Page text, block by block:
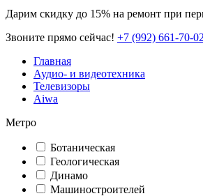
Дарим скидку до 15% на ремонт при
Звоните прямо сейчас! +7 (992) 661-70-02
Главная
Аудио- и видеотехника
Телевизоры
Aiwa
Метро
Ботаническая
Геологическая
Динамо
Машиностроителей